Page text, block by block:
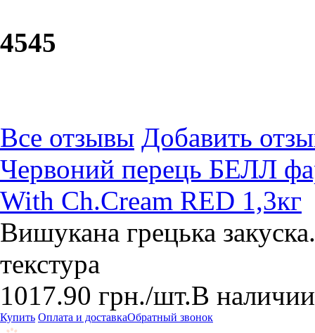
4545
Все отзывы Добавить
Червоний перець БЕЛЛ
With Ch.Cream RED 1,3кг
Вишукана грецька
текстура
1017.90 грн./шт.В наличии
Купить Оплата и доставкаОбратный звонок